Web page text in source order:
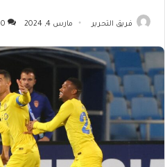
فريق التحرير مارس 4, 2024 0